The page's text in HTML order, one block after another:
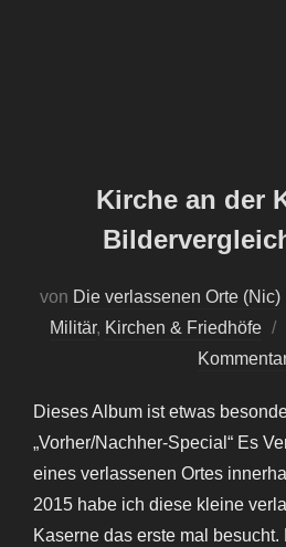
Kirche an der
von Die verlassenen Orte (Nic)
Militär, Kirchen & Friedhöfe
Dieses Album ist etwas
„Vorher/Nachher-Special“ Es
eines verlassenen Ortes
2015 habe ich diese kleine
Kaserne das erste mal